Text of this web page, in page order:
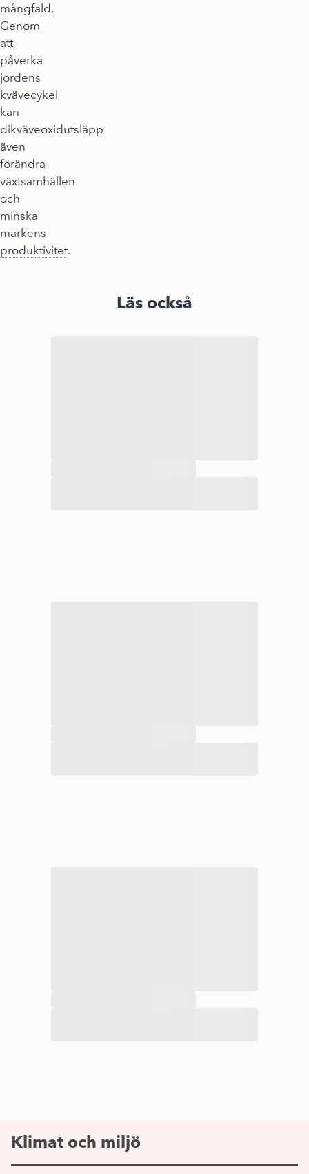
mångfald.
Genom
att
påverka
jordens
kvävecykel
kan
dikväveoxidutsläpp
även
förändra
växtsamhällen
och
minska
markens
produktivitet.
Läs också
Klimat och miljö